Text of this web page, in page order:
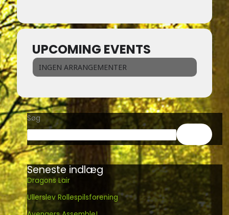
UPCOMING EVENTS
INGEN ARRANGEMENTER
Søg
Seneste indlæg
Dragons Lair
Ullerslev Rollespilsforening